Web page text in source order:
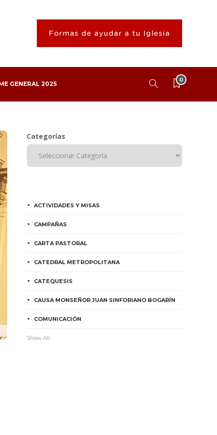
GENERAL 2025
0
Categorías
ACTIVIDADES Y MISAS
CAMPAÑAS
CARTA PASTORAL
CATEDRAL METROPOLITANA
CATEQUESIS
CAUSA MONSEÑOR JUAN SINFORIANO BOGARÍN
COMUNICACIÓN
Show All